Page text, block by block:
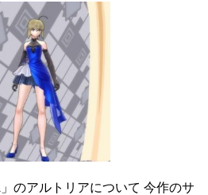
のアルトリアについて 今作のサ